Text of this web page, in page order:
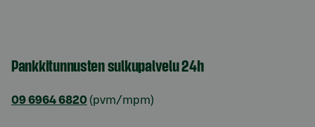
Pankkitunnusten sulkupalvelu 24h
09 6964 6820 (pvm/mpm)